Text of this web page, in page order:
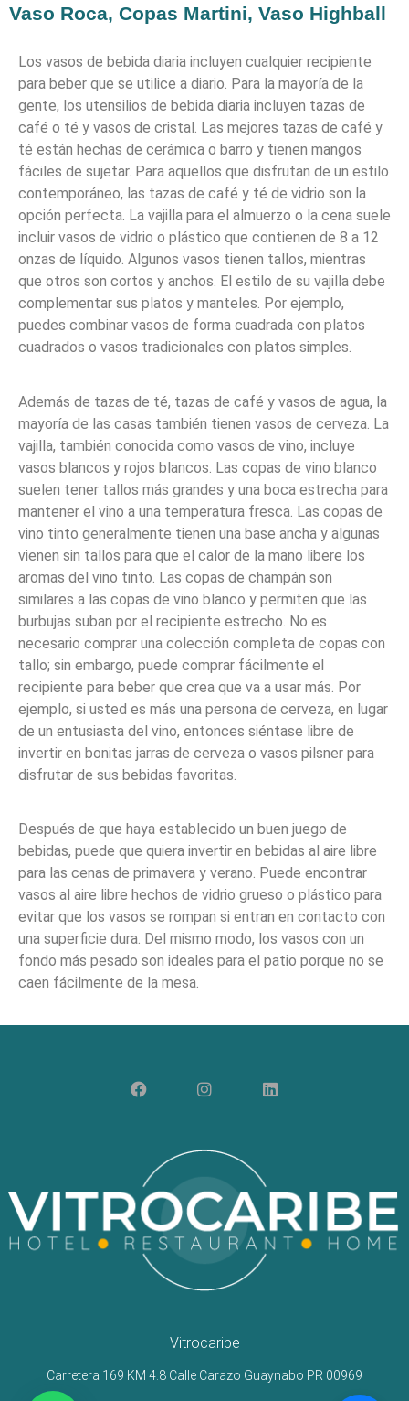
Vaso Roca, Copas Martini, Vaso Highball
Los vasos de bebida diaria incluyen cualquier recipiente
para beber que se utilice a diario. Para la mayoría de la
gente, los utensilios de bebida diaria incluyen tazas de
café o té y vasos de cristal. Las mejores tazas de café y
té están hechas de cerámica o barro y tienen mangos
fáciles de sujetar. Para aquellos que disfrutan de un estilo
contemporáneo, las tazas de café y té de vidrio son la
opción perfecta. La vajilla para el almuerzo o la cena suele
incluir vasos de vidrio o plástico que contienen de 8 a 12
onzas de líquido. Algunos vasos tienen tallos, mientras
que otros son cortos y anchos. El estilo de su vajilla debe
complementar sus platos y manteles. Por ejemplo,
puedes combinar vasos de forma cuadrada con platos
cuadrados o vasos tradicionales con platos simples.
Además de tazas de té, tazas de café y vasos de agua, la
mayoría de las casas también tienen vasos de cerveza. La
vajilla, también conocida como vasos de vino, incluye
vasos blancos y rojos blancos. Las copas de vino blanco
suelen tener tallos más grandes y una boca estrecha para
mantener el vino a una temperatura fresca. Las copas de
vino tinto generalmente tienen una base ancha y algunas
vienen sin tallos para que el calor de la mano libere los
aromas del vino tinto. Las copas de champán son
similares a las copas de vino blanco y permiten que las
burbujas suban por el recipiente estrecho. No es
necesario comprar una colección completa de copas con
tallo; sin embargo, puede comprar fácilmente el
recipiente para beber que crea que va a usar más. Por
ejemplo, si usted es más una persona de cerveza, en lugar
de un entusiasta del vino, entonces siéntase libre de
invertir en bonitas jarras de cerveza o vasos pilsner para
disfrutar de sus bebidas favoritas.
Después de que haya establecido un buen juego de
bebidas, puede que quiera invertir en bebidas al aire libre
para las cenas de primavera y verano. Puede encontrar
vasos al aire libre hechos de vidrio grueso o plástico para
evitar que los vasos se rompan si entran en contacto con
una superficie dura. Del mismo modo, los vasos con un
fondo más pesado son ideales para el patio porque no se
caen fácilmente de la mesa.
Vitrocaribe
Carretera 169 KM 4.8 Calle Carazo Guaynabo PR 00969